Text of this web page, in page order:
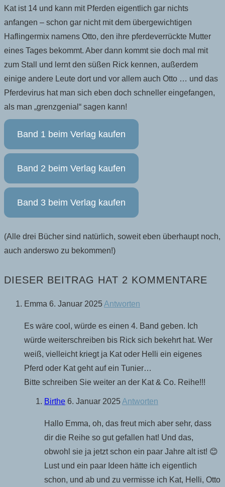
Kat ist 14 und kann mit Pferden eigentlich gar nichts
anfangen – schon gar nicht mit dem übergewichtigen
Haflingermix namens Otto, den ihre pferdeverrückte Mutter
eines Tages bekommt. Aber dann kommt sie doch mal mit
zum Stall und lernt den süßen Rick kennen, außerdem
einige andere Leute dort und vor allem auch Otto … und das
Pferdevirus hat man sich eben doch schneller eingefangen,
als man „grenzgenial“ sagen kann!
Band 1 beim Verlag kaufen
Band 2 beim Verlag kaufen
Band 3 beim Verlag kaufen
(Alle drei Bücher sind natürlich, soweit eben überhaupt noch,
auch anderswo zu bekommen!)
DIESER BEITRAG HAT 2 KOMMENTARE
Emma 6. Januar 2025Antworten
Es wäre cool, würde es einen 4. Band geben. Ich
würde weiterschreiben bis Rick sich bekehrt hat. Wer
weiß, vielleicht kriegt ja Kat oder Helli ein eigenes
Pferd oder Kat geht auf ein Tunier…
Bitte schreiben Sie weiter an der Kat & Co. Reihe!!!
Birthe 6. Januar 2025Antworten
Hallo Emma, oh, das freut mich aber sehr, dass
dir die Reihe so gut gefallen hat! Und das,
obwohl sie ja jetzt schon ein paar Jahre alt ist! 😊
Lust und ein paar Ideen hätte ich eigentlich
schon, und ab und zu vermisse ich Kat, Helli, Otto